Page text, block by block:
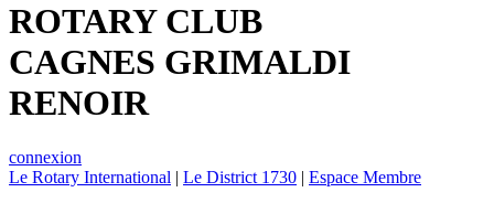
ROTARY CLUB
CAGNES GRIMALDI
RENOIR
connexion
Le Rotary International | Le District 1730 | Espace Membre